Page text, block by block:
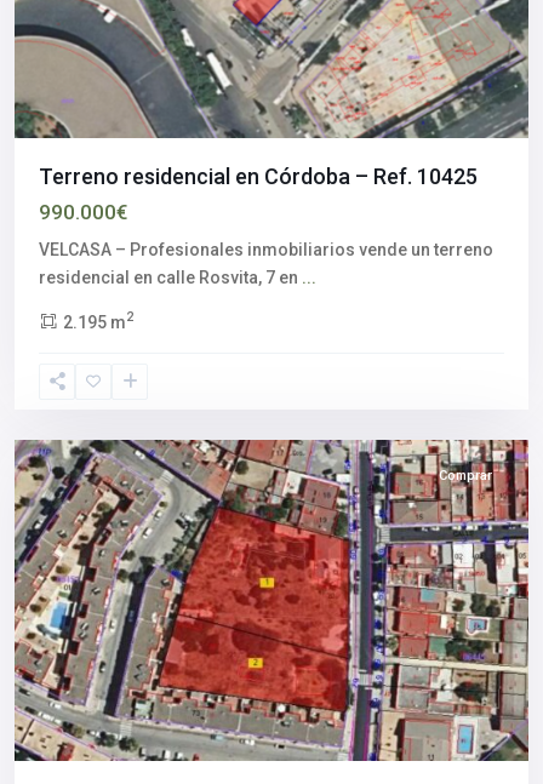
Terreno residencial en Córdoba – Ref. 10425
990.000€
VELCASA – Profesionales inmobiliarios vende un terreno
residencial en calle Rosvita, 7 en ...
2.195 m2
Aljarafe,
del
Sevilla
Comprar